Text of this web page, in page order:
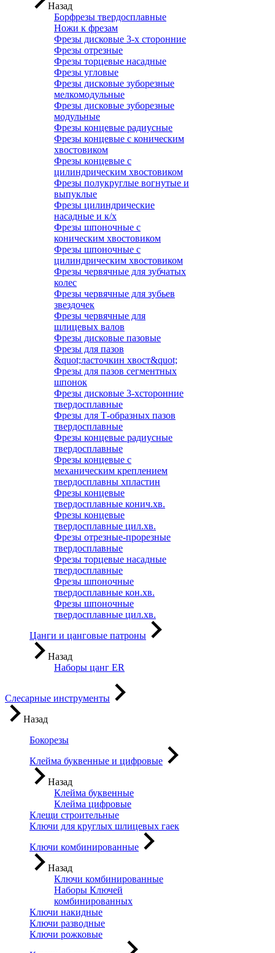
Назад
Борфрезы твердосплавные
Ножи к фрезам
Фрезы дисковые 3-х сторонние
Фрезы отрезные
Фрезы торцевые насадные
Фрезы угловые
Фрезы дисковые зуборезные
мелкомодульные
Фрезы дисковые зуборезные
модульные
Фрезы концевые радиусные
Фрезы концевые с коническим
хвостовиком
Фрезы концевые с
цилиндрическим хвостовиком
Фрезы полукруглые вогнутые и
выпуклые
Фрезы цилиндрические
насадные и к/х
Фрезы шпоночные с
коническим хвостовиком
Фрезы шпоночные с
цилиндрическим хвостовиком
Фрезы червячные для зубчатых
колес
Фрезы червячные для зубьев
звездочек
Фрезы червячные для
шлицевых валов
Фрезы дисковые пазовые
Фрезы для пазов
&quot;ласточкин хвост&quot;
Фрезы для пазов сегментных
шпонок
Фрезы дисковые 3-хсторонние
твердосплавные
Фрезы для Т-образных пазов
твердосплавные
Фрезы концевые радиусные
твердосплавные
Фрезы концевые с
механическим креплением
твердосплавны хпластин
Фрезы концевые
твердосплавные конич.хв.
Фрезы концевые
твердосплавные цил.хв.
Фрезы отрезные-прорезные
твердосплавные
Фрезы торцевые насадные
твердосплавные
Фрезы шпоночные
твердосплавные кон.хв.
Фрезы шпоночные
твердосплавные цил.хв.
Цанги и цанговые патроны
Назад
Наборы цанг ER
Слесарные инструменты
Назад
Бокорезы
Клейма буквенные и цифровые
Назад
Клейма буквенные
Клейма цифровые
Клещи строительные
Ключи для круглых шлицевых гаек
Ключи комбинированные
Назад
Ключи комбинированные
Наборы Ключей
комбинированных
Ключи накидные
Ключи разводные
Ключи рожковые